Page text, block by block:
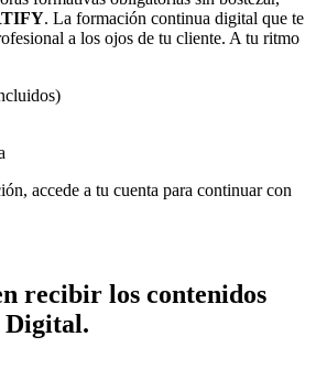
. La formación continua digital que te
a los ojos de tu cliente. A tu ritmo
accede a tu cuenta para continuar con
recibir los contenidos
Digital.